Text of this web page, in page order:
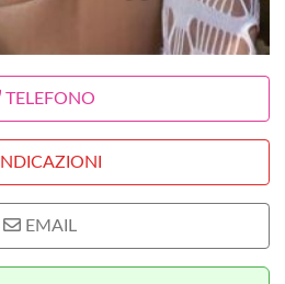
TELEFONO
INDICAZIONI
EMAIL